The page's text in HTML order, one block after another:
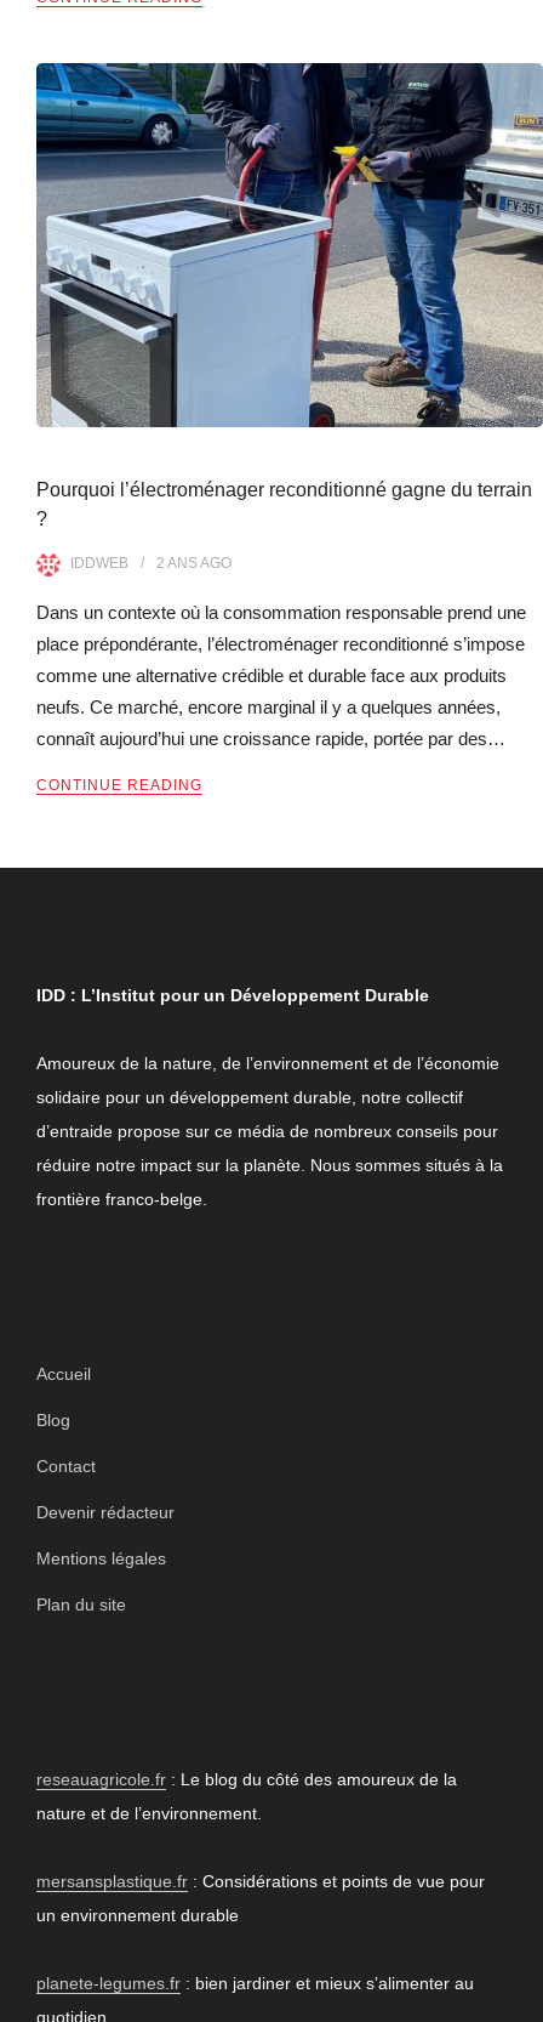
Pourquoi l’électroménager reconditionné gagne du terrain
?
IDDWEB 2 ANSAGO
Dans un contexte où la consommation responsable prend une
place prépondérante, l’électroménager reconditionné s’impose
comme une alternative crédible et durable face aux produits
neufs. Ce marché, encore marginal il y a quelques années,
connaît aujourd’hui une croissance rapide, portée par des…
CONTINUE READING
IDD : L’Institut pour un Développement Durable
Amoureux de la nature, de l’environnement et de l’économie
solidaire pour un développement durable, notre collectif
d’entraide propose sur ce média de nombreux conseils pour
réduire notre impact sur la planète. Nous sommes situés à la
frontière franco-belge.
Accueil
Blog
Contact
Devenir rédacteur
Mentions légales
Plan du site
reseauagricole.fr : Le blog du côté des amoureux de la
nature et de l’environnement.
mersansplastique.fr : Considérations et points de vue pour
un environnement durable
planete-legumes.fr : bien jardiner et mieux s’alimenter au
quotidien